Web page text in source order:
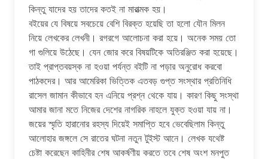
কিন্তু যাদের হয় তাদের কতই না মারাত্মক হয়।
বইয়ের যে বিষয়ে সবচেয়ে বেশি বিরক্ত হয়েছি তা হলো যৌন মিলন
নিয়ে লেখকের লেখনী। রগরগে আলোচনা করা হয়ে। অনেক সময় তো
গা গুলিয়ে উঠেছে। যেন জোর করে বিষয়টিকে অতিরঞ্জিত করা হয়েছে।
তাই প্রাপ্তবয়স্ক না হওয়া পর্যন্ত বইটি না পড়ার অনুরোধ করবো
পাঠকদের। আর আমেরিকা ভিত্তিক এতবড় গুপ্ত সংস্থার প্রতিনিধি
রাসেল জামান কীভাবে হন এনিয়ে প্রশ্ন থেকে যায়। কারণ কিছু সংস্থা
আমার জানা মতে নিজের দেশের নাগরিক নাহলে যুক্ত হওয়া যায় না।
জয়ের স্মৃতি হারানোর রহস্য দিয়েই সমাপ্তি হবে ভেবেছিলাম কিন্তু
আলোহার জঙ্গলে সে রাতের ঘটনা নতুন টুইস্ট আনে। লেখক যথেষ্ট
চেষ্টা করেছেন কাহিনীর শেষ আকর্ষণীয় করতে তবে শেষ অংশ মনপুত